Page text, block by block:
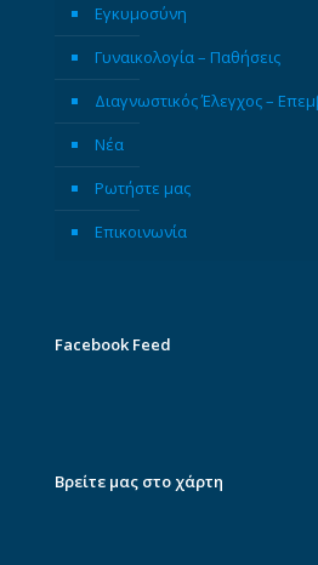
Εγκυμοσύνη
Γυναικολογία – Παθήσεις
Διαγνωστικός Έλεγχος –
Νέα
Ρωτήστε μας
Επικοινωνία
Facebook Feed
Βρείτε μας στο χάρτη